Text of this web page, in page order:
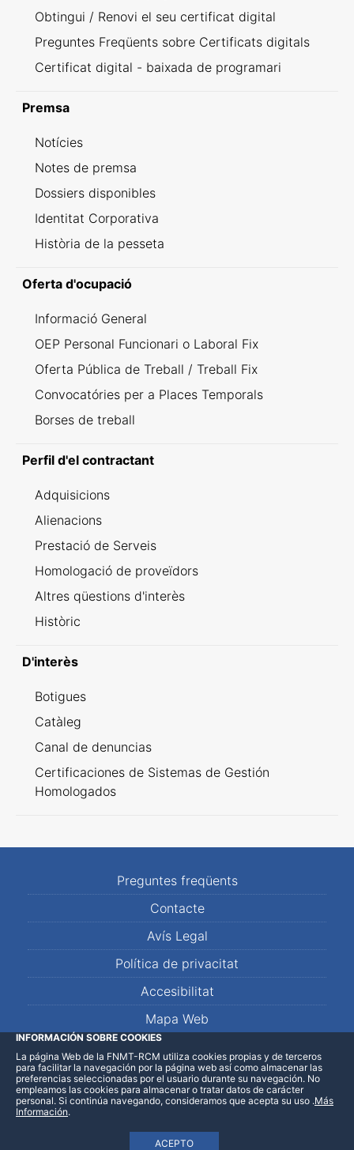
Obtingui / Renovi el seu certificat digital
Preguntes Freqüents sobre Certificats digitals
Certificat digital - baixada de programari
Premsa
Notícies
Notes de premsa
Dossiers disponibles
Identitat Corporativa
Història de la pesseta
Oferta d'ocupació
Informació General
OEP Personal Funcionari o Laboral Fix
Oferta Pública de Treball / Treball Fix
Convocatóries per a Places Temporals
Borses de treball
Perfil d'el contractant
Adquisicions
Alienacions
Prestació de Serveis
Homologació de proveïdors
Altres qüestions d'interès
Històric
D'interès
Botigues
Catàleg
Canal de denuncias
Certificaciones de Sistemas de Gestión
Homologados
Preguntes freqüents
Contacte
Avís Legal
Política de privacitat
Accesibilitat
Mapa Web
LinkedInFacebookWhatsApp
INFORMACIÓN SOBRE COOKIES
La página Web de la FNMT-RCM utiliza cookies propias y de terceros
para facilitar la navegación por la página web así como almacenar las
preferencias seleccionadas por el usuario durante su navegación. No
empleamos las cookies para almacenar o tratar datos de carácter
personal. Si continúa navegando, consideramos que acepta su uso
ACEPTO
.Más
Información.